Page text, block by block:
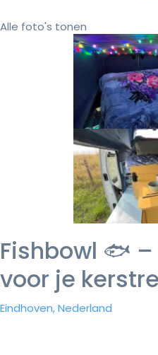
Alle foto's tonen
Fishbowl 🐟
voor je
Eindhoven, Nederland